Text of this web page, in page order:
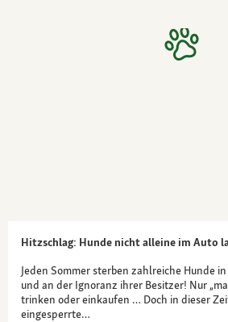
Hitzschlag: Hunde nicht alleine im Auto
Jeden Sommer sterben zahlreiche Hunde
und an der Ignoranz ihrer Besitzer! Nur
trinken oder einkaufen … Doch in dieser
eingesperrte…